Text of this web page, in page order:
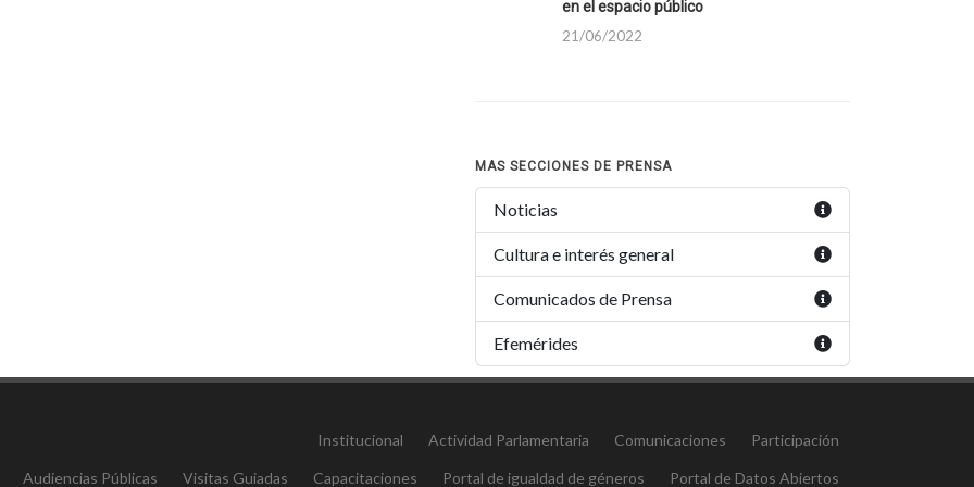
en el espacio público
21/06/2022
MAS SECCIONES DE PRENSA
Noticias
Cultura e interés general
Comunicados de Prensa
Efemérides
Institucional Actividad Parlamentaria Comunicaciones Participación
Audiencias Públicas Visitas Guiadas Capacitaciones Portal de igualdad de géneros Portal de Datos Abiertos